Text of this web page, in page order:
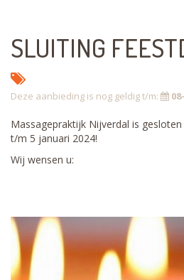
SLUITING
Deze aanbieding is nog geldig t/m:
Massagepraktijk Nijverdal is
t/m 5 januari 2024!
Wij wensen u: